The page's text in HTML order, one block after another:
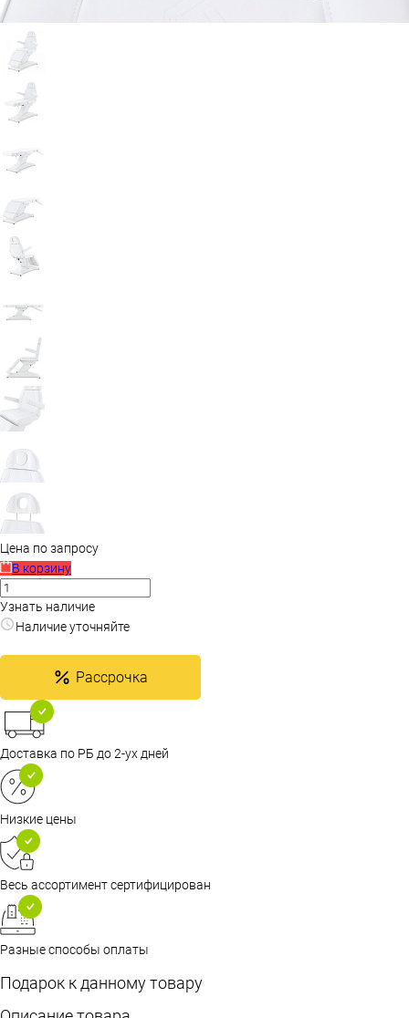
Цена по запросу
В корзину
Узнать наличие
Наличие уточняйте
Рассрочка
Доставка по РБ до 2-ух дней
Низкие цены
Весь ассортимент сертифицирован
Разные способы оплаты
Подарок к данному товару